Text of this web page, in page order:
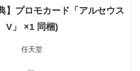
】プロモカード「アルセウス
V」 ×1 同梱)
任天堂